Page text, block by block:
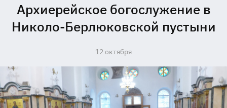
Архиерейское богослужение в
Николо-Берлюковской пустыни
12 октября